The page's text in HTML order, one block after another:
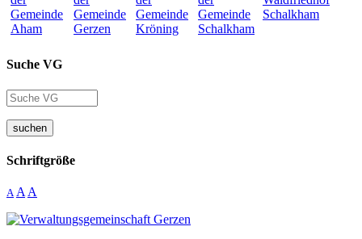
Suche VG
suchen
Schriftgröße
A A A